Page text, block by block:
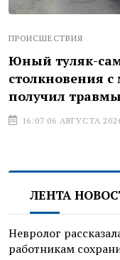
ПРОИСШЕСТВИЯ
Юный туляк-
столкновения
получил травмы
16:07 06 АВГУСТА
ЛЕНТА
Невролог
работникам